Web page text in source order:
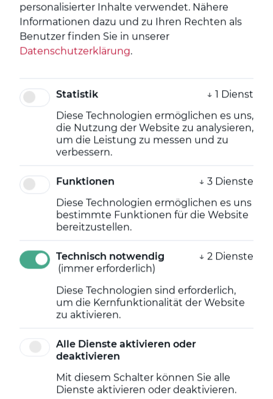
Wildfire Sensor "Gen-4-Pro" gelaunched - Wildfire
Sensor von Dryad setzt neue Maßstäbe bei der
extrem frühzeitigen Branderkennung
Technologie der nächsten
Generation bietet unübertroffene
Erkennungsgeschwindigkeit,
Genauigkeit und Konnektivität für
Potsdam, Eberswalde - Mai 2026 -Dryad, führender
Anbieter von Technologien zur extrem frühzeitigen
Markteinführung und sofortige Verfügbarkeit des Gen-4-
Pro Silvanet Wildfire Sensor, der vierten Generation seiner
bietet erhebliche Verbesserungen in Bezug auf
Erkennungsleistung, Energieautonomie und Konnektivität -
und stärkt damit Dryads Mission, Wälder, Infrastruktur und
Waldbrände zu schützen.
Silvanetist ein umfassendes System zur Erkennung
von Waldbränden, das solarbetriebene Gassensoren, ein
personalisierter Inhalte verwendet. Nähere
Informationen dazu und zu Ihren Rechten als
Benutzer finden Sie in unserer
Datenschutzerklärung.
Statistik
Diese Technologien ermöglichen es uns,
die Nutzung der Website zu analysieren,
um die Leistung zu messen und zu
verbessern.
↓ 1 Dienst
Funktionen
Diese Technologien ermöglichen es uns
bestimmte Funktionen für die Website
bereitzustellen.
↓ 3 Dienste
Technisch notwendig
(immer erforderlich)
Diese Technologien sind erforderlich,
um die Kernfunktionalität der Website
zu aktivieren.
↓ 2 Dienste
Alle Dienste aktivieren oder
deaktivieren
Mit diesem Schalter können Sie alle
Dienste aktivieren oder deaktivieren.